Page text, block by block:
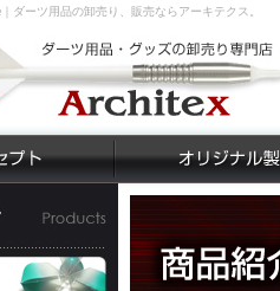
ダーツ用品の卸売り、販売ならアーキテクス。